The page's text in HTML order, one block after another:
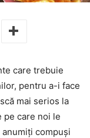
care trebuie
pentru a-i face
mai serios la
pe care noi le
compuși